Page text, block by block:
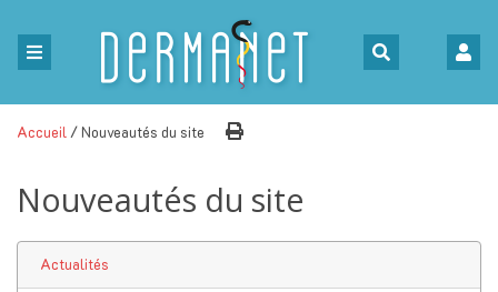
Accueil / Nouveautés du site
Nouveautés du site
Actualités